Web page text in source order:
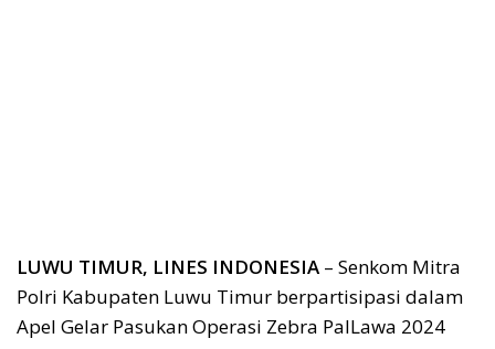
LUWU TIMUR, LINES INDONESIA – Senkom Mitra
Polri Kabupaten Luwu Timur berpartisipasi dalam
Apel Gelar Pasukan Operasi Zebra PalLawa 2024